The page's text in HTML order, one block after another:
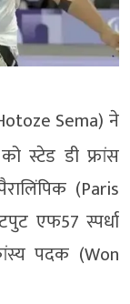
Sema) ने
स्टेड डी फ्रांस
(Paris
एफ57 स्पर्धा
पदक (Won